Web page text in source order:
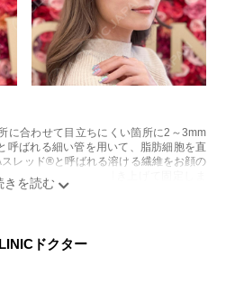
に合わせて目立ちにくい箇所に2～3mm
呼ばれる細い管を用いて、脂肪細胞を直
レッド®と呼ばれる溶ける繊維をお顔の
、皮膚を内側から引き上げて固定しま
がございます。また、稀に貧血、細菌感
麻、ぼこつき、硬結、瘢痕化、色素沈
ドクター